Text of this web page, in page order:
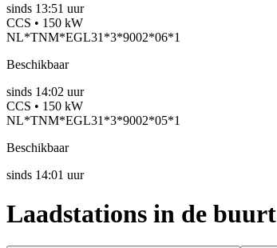
sinds 13:51 uur
CCS • 150 kW
NL*TNM*EGL31*3*9002*06*1
Beschikbaar
sinds 14:02 uur
CCS • 150 kW
NL*TNM*EGL31*3*9002*05*1
Beschikbaar
sinds 14:01 uur
Laadstations in de buurt